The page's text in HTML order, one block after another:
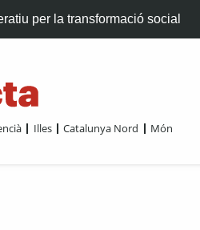
per la transformació social
Illes Catalunya Nord Món